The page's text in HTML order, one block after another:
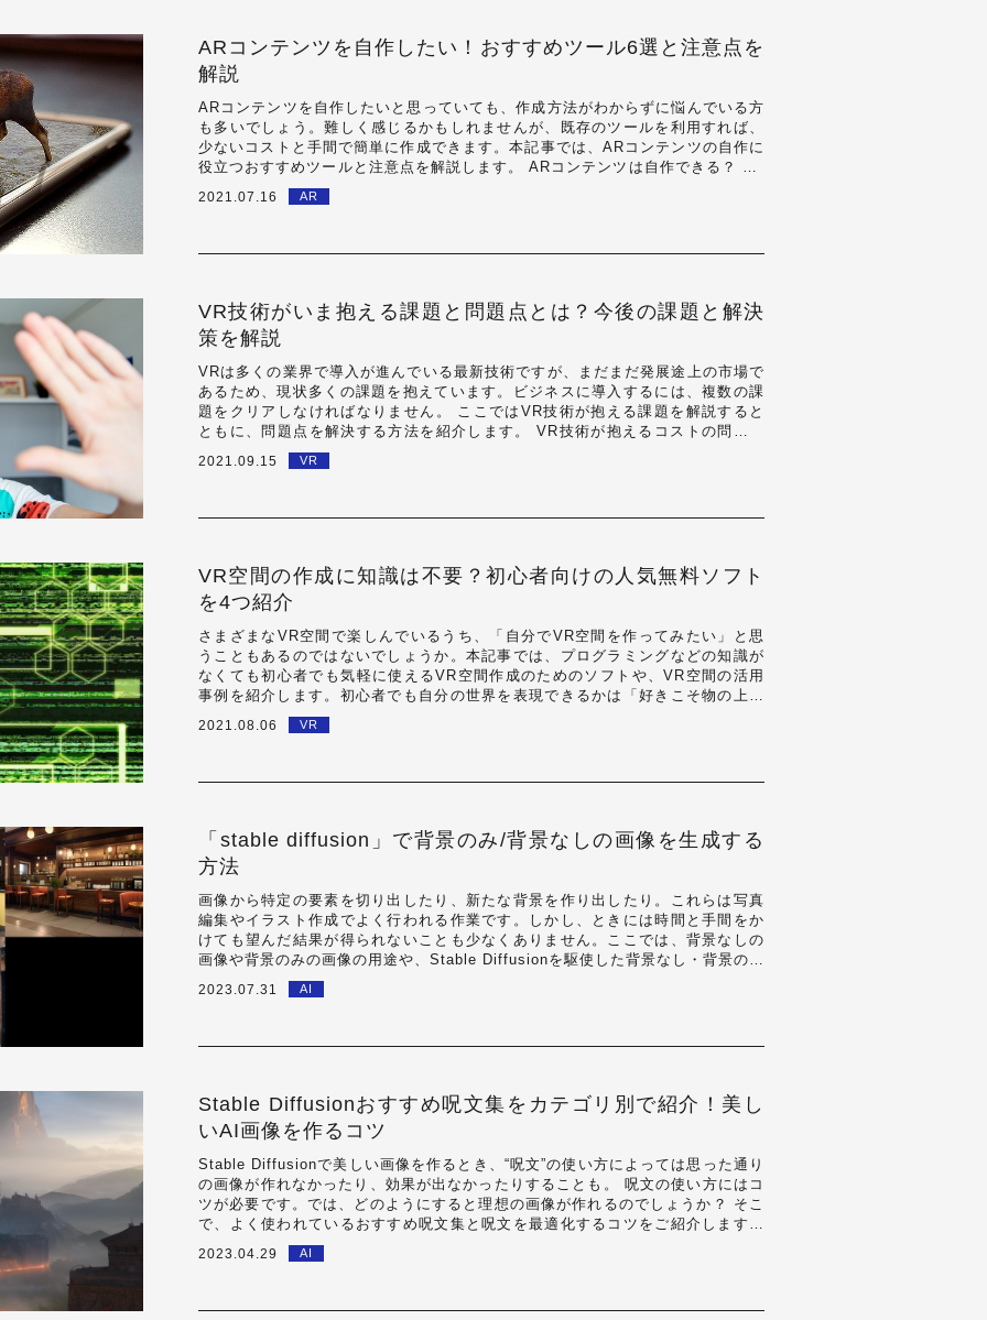
ARコンテンツを自作したい！おすすめツール6選と注意点を
解説
ARコンテンツを自作したいと思っていても、作成方法がわからずに悩んでいる方
も多いでしょう。難しく感じるかもしれませんが、既存のツールを利用すれば、
少ないコストと手間で簡単に作成できます。本記事では、ARコンテンツの自作に
役立つおすすめツールと注意点を解説します。 ARコンテンツは自作できる？ AR
作成会社に依頼すれば、手間をかけずにARコ…
2021.07.16 AR
VR技術がいま抱える課題と問題点とは？今後の課題と解決
策を解説
VRは多くの業界で導入が進んでいる最新技術ですが、まだまだ発展途上の市場で
あるため、現状多くの課題を抱えています。ビジネスに導入するには、複数の課
題をクリアしなければなりません。 ここではVR技術が抱える課題を解説すると
ともに、問題点を解決する方法を紹介します。 VR技術が抱えるコストの問題点
VRをビジネスに導入するときは、少なからずコ…
2021.09.15 VR
VR空間の作成に知識は不要？初心者向けの人気無料ソフト
を4つ紹介
さまざまなVR空間で楽しんでいるうち、「自分でVR空間を作ってみたい」と思
うこともあるのではないでしょうか。本記事では、プログラミングなどの知識が
なくても初心者でも気軽に使えるVR空間作成のためのソフトや、VR空間の活用
事例を紹介します。初心者でも自分の世界を表現できるかは「好きこそ物の上手
なれ」です。ぜひ、今日から開発をはじめてみません…
2021.08.06 VR
「stable diffusion」で背景のみ/背景なしの画像を生成する
方法
画像から特定の要素を切り出したり、新たな背景を作り出したり。これらは写真
編集やイラスト作成でよく行われる作業です。しかし、ときには時間と手間をか
けても望んだ結果が得られないことも少なくありません。ここでは、背景なしの
画像や背景のみの画像の用途や、Stable Diffusionを駆使した背景なし・背景のみ
の画像生成の過程を詳しく解説します…
2023.07.31 AI
Stable Diffusionおすすめ呪文集をカテゴリ別で紹介！美し
いAI画像を作るコツ
Stable Diffusionで美しい画像を作るとき、“呪文”の使い方によっては思った通り
の画像が作れなかったり、効果が出なかったりすることも。 呪文の使い方にはコ
ツが必要です。では、どのようにすると理想の画像が作れるのでしょうか？ そこ
で、よく使われているおすすめ呪文集と呪文を最適化するコツをご紹介しますの
で、美しいAI画像を作りたい…
2023.04.29 AI